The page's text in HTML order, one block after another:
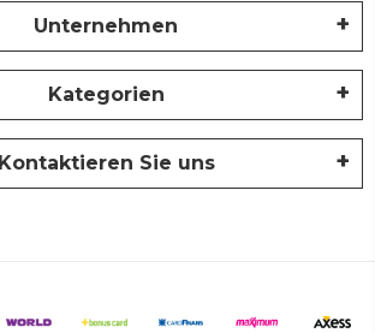
Unternehmen
Kategorien
Kontaktieren Sie uns